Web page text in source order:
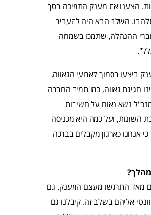
הצענו את מענק התמיכה בסך
התלהבו. השלב הבא היה להעביר
ההנהלה, שתמכו בשמחה
ביצעו בסמוך לארועי הגאווה.
חגיגת גאווה, כמו תמיד החברה
נשא נאום על חשיבות
השונות, ועל כמה היא מכניסה
אנחנו כארגון מקבלים בברכה
מאד התרגשו מעצם המענק. גם
אליהם בשלב זה. קיבלנו גם